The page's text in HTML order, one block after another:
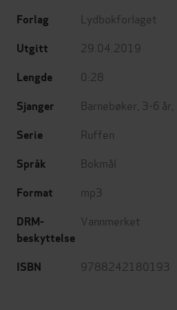
Forlag Lydbokforlaget
Utgitt 29.04.2019
Lengde 0:28
Sjanger Barnebøker 3-6 år
Serie Ruffen
Språk Bokmål
Format mp3
DRM-
beskyttelse
Vannmerket
ISBN 9788242180193